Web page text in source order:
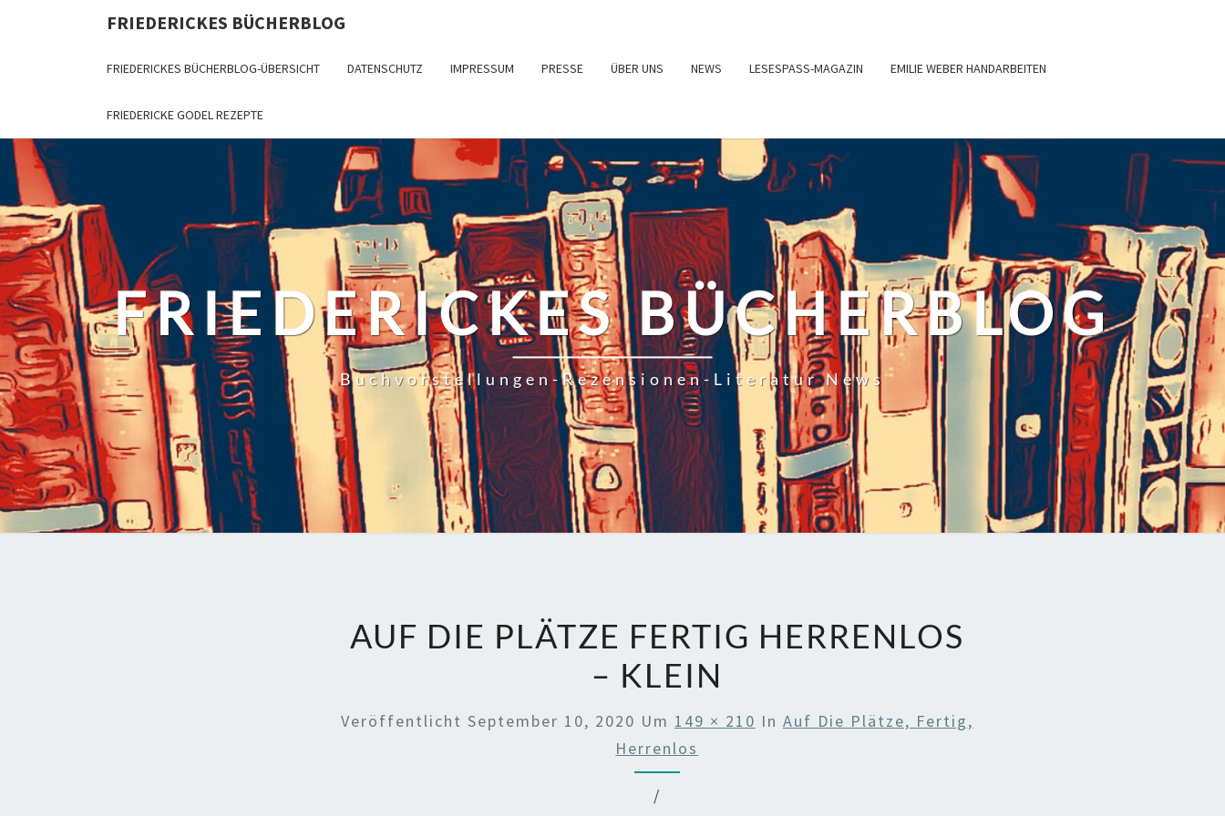
FRIEDERICKES BÜCHERBLOG
FRIEDERICKES BÜCHERBLOG-ÜBERSICHT DATENSCHUTZ IMPRESSUM PRESSE ÜBER UNS NEWS LESESPASS-MAGAZIN EMILIE WEBER HANDARBEITEN
FRIEDERICKE GODEL REZEPTE
FRIEDERICKES BÜCHERBLOG
Buchvorstellungen-Rezensionen-Literatur News
AUF DIE PLÄTZE FERTIG HERRENLOS
– KLEIN
Veröffentlicht September 10, 2020 Um 149 × 210 In Auf Die Plätze, Fertig,
Herrenlos
/